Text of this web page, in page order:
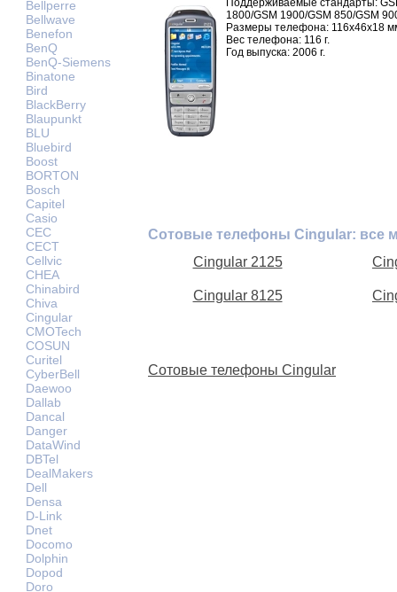
Bellperre
Bellwave
Benefon
BenQ
BenQ-Siemens
Binatone
Bird
BlackBerry
Blaupunkt
BLU
Bluebird
Boost
BORTON
Bosch
Capitel
Casio
CEC
CECT
Cellvic
CHEA
Chinabird
Chiva
Cingular
CMOTech
COSUN
Curitel
CyberBell
Daewoo
Dallab
Dancal
Danger
DataWind
DBTel
DealMakers
Dell
Densa
D-Link
Dnet
Docomo
Dolphin
Dopod
Doro
Поддерживаемые стандарты:
1800/GSM 1900/GSM 850/GSM
Размеры телефона: 116x46x18
Вес телефона: 116 г.
Год выпуска: 2006 г.
Сотовые телефоны Cingular: все
Cingular 2125
Cingular 8125
Сотовые телефоны Cingular